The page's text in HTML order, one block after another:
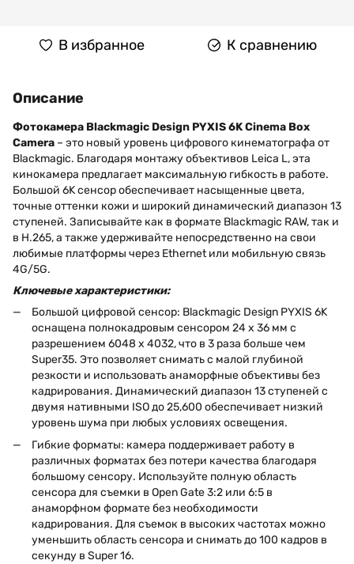
В избранное К сравнению
Описание
Фотокамера Blackmagic Design PYXIS 6K Cinema Box
Camera – это новый уровень цифрового кинематографа от
Blackmagic. Благодаря монтажу объективов Leica L, эта
кинокамера предлагает максимальную гибкость в работе.
Большой 6K сенсор обеспечивает насыщенные цвета,
точные оттенки кожи и широкий динамический диапазон 13
ступеней. Записывайте как в формате Blackmagic RAW, так и
в H.265, а также удерживайте непосредственно на свои
любимые платформы через Ethernet или мобильную связь
4G/5G.
Ключевые характеристики:
Большой цифровой сенсор: Blackmagic Design PYXIS 6K
оснащена полнокадровым сенсором 24 x 36 мм с
разрешением 6048 x 4032, что в 3 раза больше чем
Super35. Это позволяет снимать с малой глубиной
резкости и использовать анаморфные объективы без
кадрирования. Динамический диапазон 13 ступеней с
двумя нативными ISO до 25,600 обеспечивает низкий
уровень шума при любых условиях освещения.
Гибкие форматы: камера поддерживает работу в
различных форматах без потери качества благодаря
большому сенсору. Используйте полную область
сенсора для съемки в Open Gate 3:2 или 6:5 в
анаморфном формате без необходимости
кадрирования. Для съемок в высоких частотах можно
уменьшить область сенсора и снимать до 100 кадров в
секунду в Super 16.